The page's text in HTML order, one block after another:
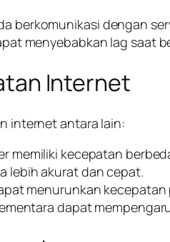
berkomunikasi dengan
menyebabkan lag saat
Internet
internet antara lain:
memiliki kecepatan
lebih akurat dan cepat.
menurunkan kecepatan
dapat